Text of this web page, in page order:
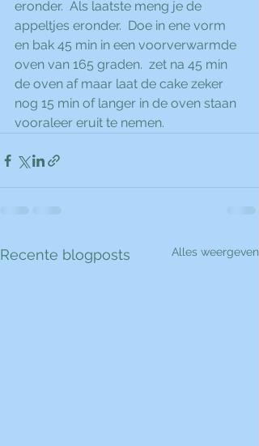
eronder.  Als laatste meng je de
appeltjes eronder.  Doe in ene vorm
en bak 45 min in een voorverwarmde
oven van 165 graden.  zet na 45 min
de oven af maar laat de cake zeker
nog 15 min of langer in de oven staan
vooraleer eruit te nemen.
Recente blogposts Alles weergeven